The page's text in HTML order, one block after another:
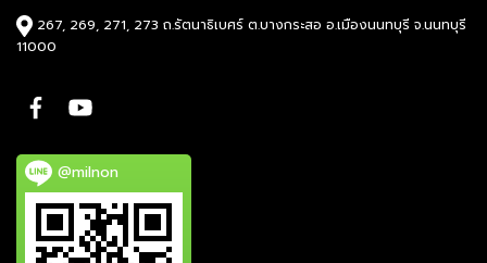
267, 269, 271, 273 ถ.รัตนาธิเบศร์ ต.บางกระสอ อ.เมืองนนทบุรี จ.นนทบุรี
11000
@milnon